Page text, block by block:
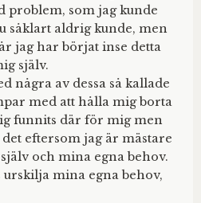
som jag kunde
såklart aldrig kunde, men
jag har börjat inse detta
själv.
några av dessa så kallade
med att hålla mig borta
funnits där för mig men
eftersom jag är mästare
och mina egna behov.
mina egna behov,